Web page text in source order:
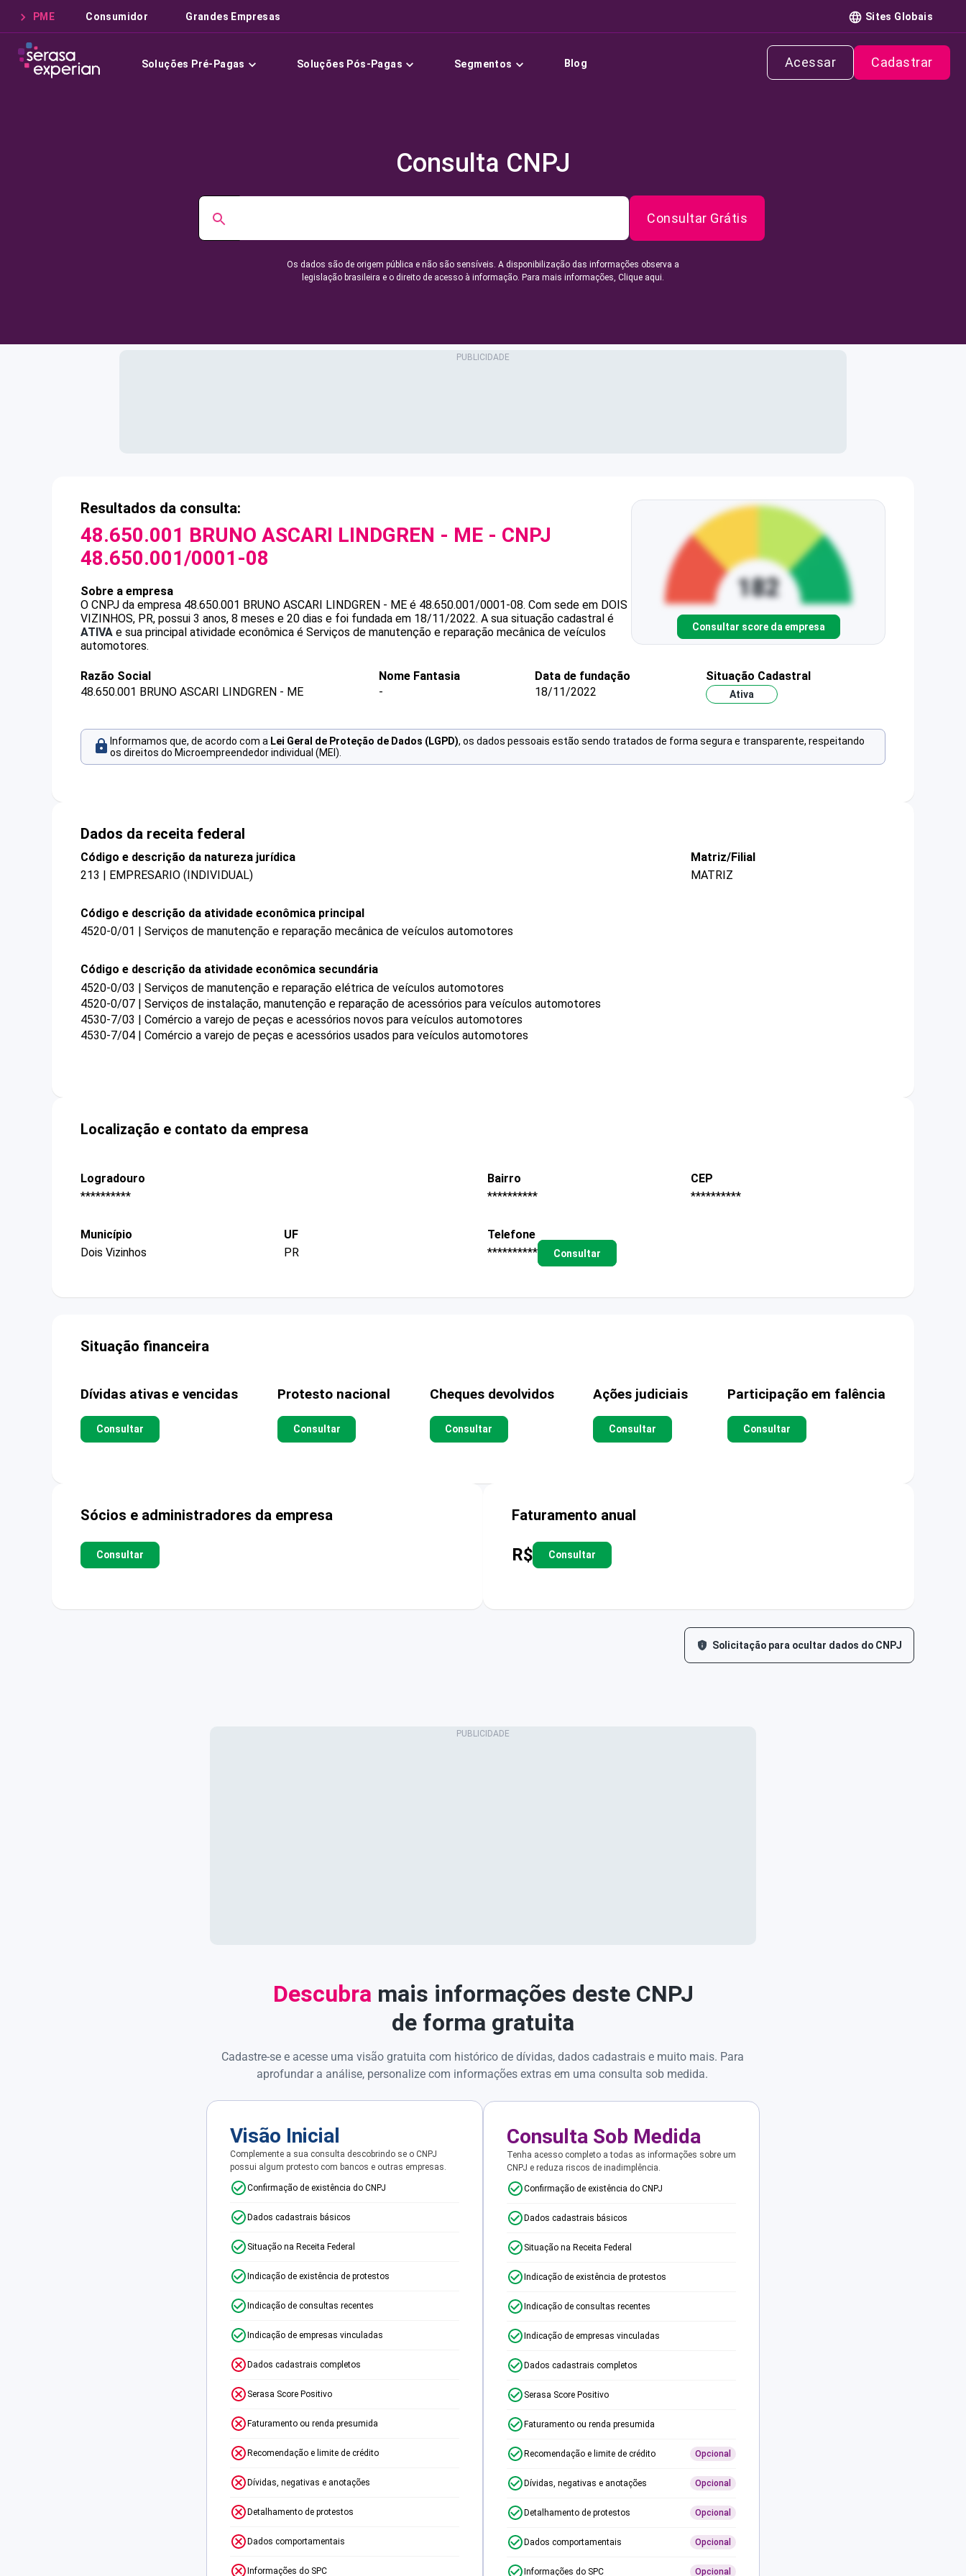
PME Consumidor Grandes Empresas Sites Globais
Soluções Pré-Pagas Soluções Pós-Pagas Segmentos Blog Acessar Cadastrar
Consulta CNPJ
Consultar Grátis
Os dados são de origem pública e não são sensíveis. A disponibilização das informações observa a
legislação brasileira e o direito de acesso à informação. Para mais informações, Clique aqui.
Resultados da consulta:
48.650.001 BRUNO ASCARI LINDGREN - ME - CNPJ
48.650.001/0001-08
Sobre a empresa
O CNPJ da empresa 48.650.001 BRUNO ASCARI LINDGREN - ME é 48.650.001/0001-08. Com sede em DOIS
VIZINHOS, PR, possui 3 anos, 8 meses e 20 dias e foi fundada em 18/11/2022. A sua situação cadastral é
ATIVA e sua principal atividade econômica é Serviços de manutenção e reparação mecânica de veículos
automotores.
Consultar score da empresa
Razão Social
48.650.001 BRUNO ASCARI LINDGREN - ME
Nome Fantasia
-
Data de fundação
18/11/2022
Situação Cadastral
Ativa
Informamos que, de acordo com a Lei Geral de Proteção de Dados (LGPD), os dados pessoais estão sendo tratados de forma segura e transparente, respeitando
os direitos do Microempreendedor individual (MEI).
Dados da receita federal
Código e descrição da natureza jurídica
213 | EMPRESARIO (INDIVIDUAL)
Matriz/Filial
MATRIZ
Código e descrição da atividade econômica principal
4520-0/01 | Serviços de manutenção e reparação mecânica de veículos automotores
Código e descrição da atividade econômica secundária
4520-0/03 | Serviços de manutenção e reparação elétrica de veículos automotores
4520-0/07 | Serviços de instalação, manutenção e reparação de acessórios para veículos automotores
4530-7/03 | Comércio a varejo de peças e acessórios novos para veículos automotores
4530-7/04 | Comércio a varejo de peças e acessórios usados para veículos automotores
Localização e contato da empresa
Logradouro
**********
Bairro
**********
CEP
**********
Município
Dois Vizinhos
UF
PR
Telefone
**********
Consultar
Situação financeira
Dívidas ativas e vencidas
Consultar
Protesto nacional
Consultar
Cheques devolvidos
Consultar
Ações judiciais
Consultar
Participação em falência
Consultar
Sócios e administradores da empresa
Consultar
Faturamento anual
R$ Consultar
Solicitação para ocultar dados do CNPJ
Descubra mais informações deste CNPJ
de forma gratuita
Cadastre-se e acesse uma visão gratuita com histórico de dívidas, dados cadastrais e muito mais. Para
aprofundar a análise, personalize com informações extras em uma consulta sob medida.
Visão Inicial
Complemente a sua consulta descobrindo se o CNPJ
possui algum protesto com bancos e outras empresas.
Confirmação de existência do CNPJ
Dados cadastrais básicos
Situação na Receita Federal
Indicação de existência de protestos
Indicação de consultas recentes
Indicação de empresas vinculadas
Dados cadastrais completos
Serasa Score Positivo
Faturamento ou renda presumida
Recomendação e limite de crédito
Dívidas, negativas e anotações
Detalhamento de protestos
Dados comportamentais
Informações do SPC
Consulta Sob Medida
Tenha acesso completo a todas as informações sobre um
CNPJ e reduza riscos de inadimplência.
Confirmação de existência do CNPJ
Dados cadastrais básicos
Situação na Receita Federal
Indicação de existência de protestos
Indicação de consultas recentes
Indicação de empresas vinculadas
Dados cadastrais completos
Serasa Score Positivo
Faturamento ou renda presumida
Recomendação e limite de crédito Opcional
Dívidas, negativas e anotações Opcional
Detalhamento de protestos Opcional
Dados comportamentais Opcional
Informações do SPC Opcional